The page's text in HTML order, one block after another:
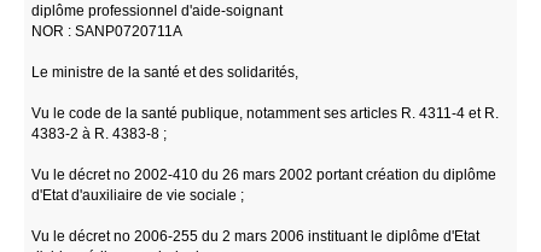
diplôme professionnel d'aide-soignant
NOR : SANP0720711A
Le ministre de la santé et des solidarités,
Vu le code de la santé publique, notamment ses articles R. 4311-4 et R.
4383-2 à R. 4383-8 ;
Vu le décret no 2002-410 du 26 mars 2002 portant création du diplôme
d'Etat d'auxiliaire de vie sociale ;
Vu le décret no 2006-255 du 2 mars 2006 instituant le diplôme d'Etat